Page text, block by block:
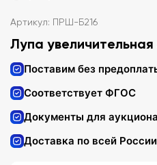
Артикул: ПРШ-Б216
Лупа
Поставим без
Соответствует ФГОС
Документы для аукциона
Доставка по всей России